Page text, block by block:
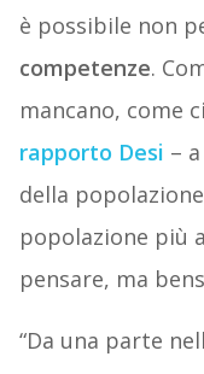
è possibile non
competenze.
mancano, come
rapporto Desi –
della
popolazione più
pensare, ma
“Da una parte